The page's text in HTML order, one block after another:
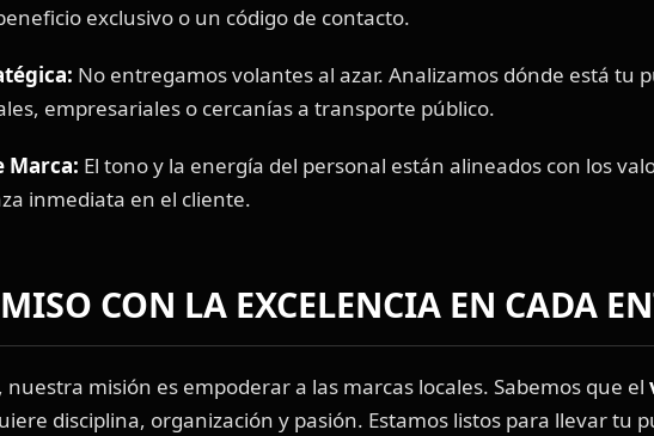
exclusivo o un código de contacto.
No entregamos volantes al azar. Analizamos dónde está tu
empresariales o cercanías a transporte público.
Marca: El tono y la energía del personal están alineados con los
inmediata en el cliente.
CON LA EXCELENCIA EN CADA
nuestra misión es empoderar a las marcas locales. Sabemos que el
disciplina, organización y pasión. Estamos listos para llevar tu